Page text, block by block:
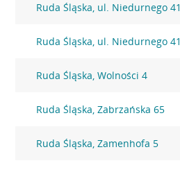
Ruda Śląska, ul. Niedurnego 41
Ruda Śląska, ul. Niedurnego 41
Ruda Śląska, Wolności 4
Ruda Śląska, Zabrzańska 65
Ruda Śląska, Zamenhofa 5